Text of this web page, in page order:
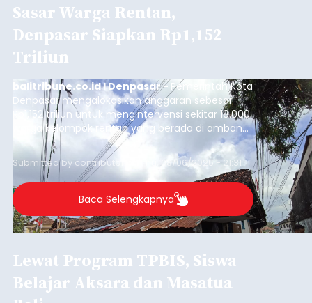
Sasar Warga Rentan,
Denpasar Siapkan Rp1,152
Triliun
balitribune.co.id I Denpasar - Pemerintah Kota
Denpasar mengalokasikan anggaran sebesar
Rp1,152 triliun untuk mengintervensi sekitar 18.000
warga kelompok rentan yang berada di ambang
garis kemiskinan. Langkah strategis ini diambil
guna menjaga masyarakat yang berada pada
kelompok desil 5 dan 6 tersebut agar tidak
merosot ke kategori miskin.
Submitted by contributor Thu, 08/06/2026 - 21:31
Baca Selengkapnya
Lewat Program TPBIS, Siswa
Belajar Aksara dan Masatua